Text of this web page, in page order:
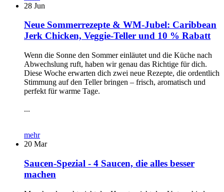
28 Jun
Neue Sommerrezepte & WM-Jubel: Caribbean
Jerk Chicken, Veggie-Teller und 10 % Rabatt
Wenn die Sonne den Sommer einläutet und die Küche nach
Abwechslung ruft, haben wir genau das Richtige für dich.
Diese Woche erwarten dich zwei neue Rezepte, die ordentlich
Stimmung auf den Teller bringen – frisch, aromatisch und
perfekt für warme Tage.
...
mehr
20 Mar
Saucen-Spezial - 4 Saucen, die alles besser
machen